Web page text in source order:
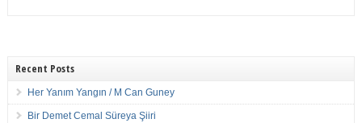
Recent Posts
Her Yanım Yangın / M Can Guney
Bir Demet Cemal Süreya Şiiri